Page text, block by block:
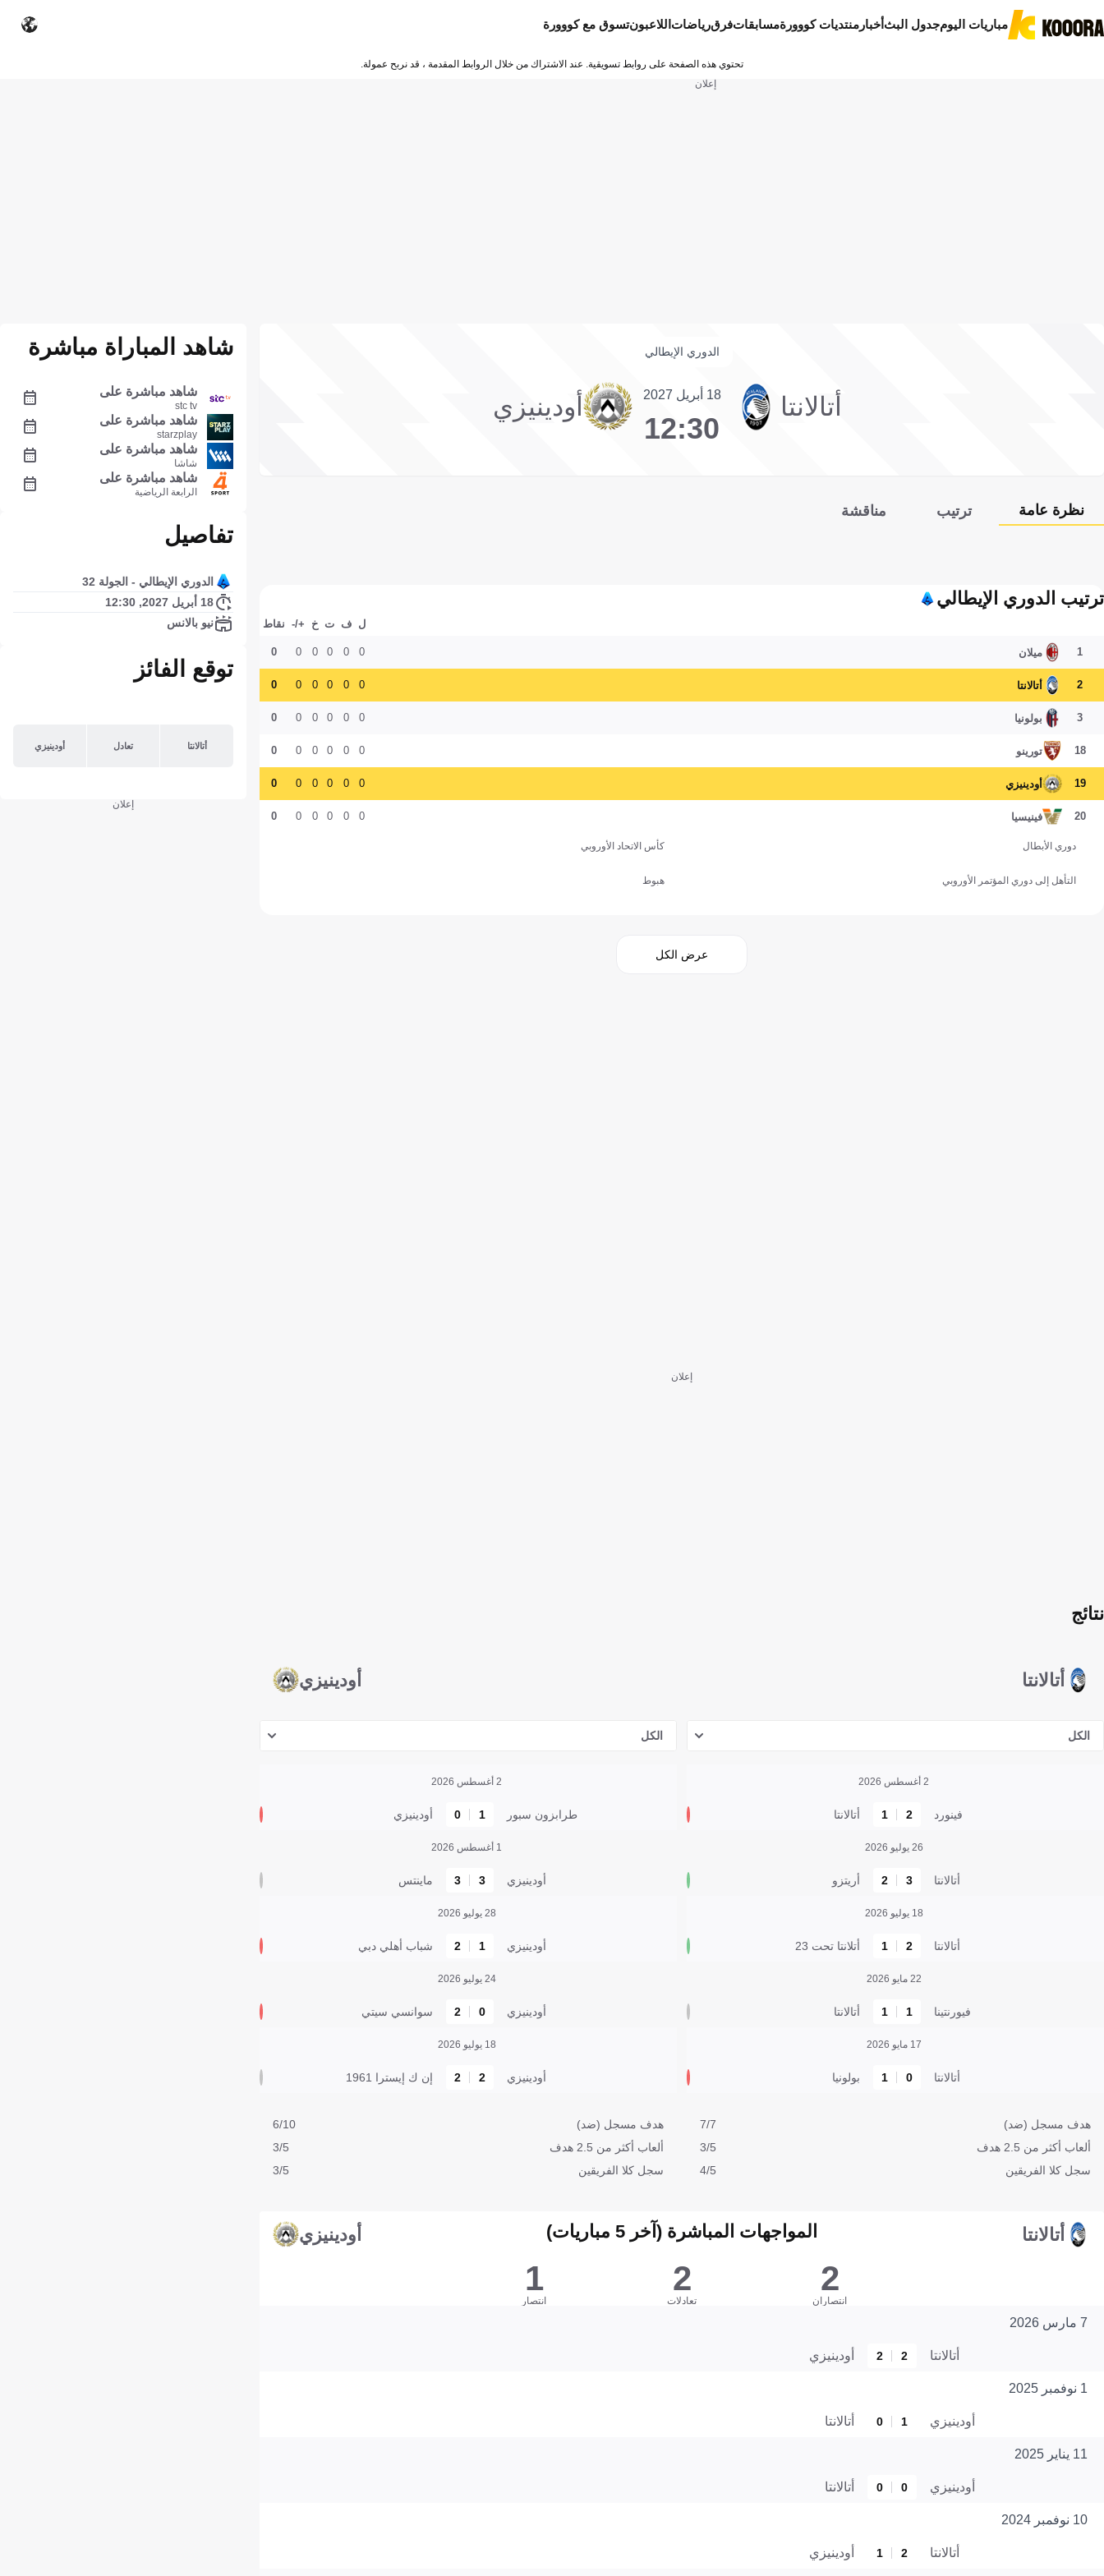
مباريات اليومجدول البثأخبار منتديات كووورةمسابقاتفرقرياضات اللاعبونتسوق مع كووورة
تحتوي هذه الصفحة على روابط تسويقية. عند الاشتراك من خلال الروابط المقدمة ، قد نربح عمولة.
إعلان
الدوري الإيطالي
أتالانتا 18 أبريل 2027
12:30
أودينيزي
نظرة عامة ترتيب مناقشة
ترتيب الدوري الإيطالي
ل ف ت خ +/- نقاط
1 ميلان 0
0
0
0
0
0
2 أتالانتا 0
0
0
0
0
0
3 بولونيا 0
0
0
0
0
0
18 تورينو 0
0
0
0
0
0
19 أودينيزي 0
0
0
0
0
0
20 فينيسيا 0
0
0
0
0
0
دوري الأبطال كأس الاتحاد الأوروبي
التأهل إلى دوري المؤتمر الأوروبي هبوط
عرض الكل
إعلان
أتالانتا
نتائج
أودينيزي
الكل
2 أغسطس 2026
فينورد 2
1 أتالانتا
26 يوليو 2026
أتالانتا 3
2 أريتزو
18 يوليو 2026
أتالانتا 2
1 أتلانتا تحت 23
22 مايو 2026
فيورنتينا 1
1 أتالانتا
17 مايو 2026
أتالانتا 0
1 بولونيا
هدف مسجل (ضد)
7/7
ألعاب أكثر من 2.5 هدف
3/5
سجل كلا الفريقين
4/5
الكل
2 أغسطس 2026
طرابزون سبور 1
0 أودينيزي
1 أغسطس 2026
أودينيزي 3
3 ماينتس
28 يوليو 2026
أودينيزي 1
2 شباب أهلي دبي
24 يوليو 2026
أودينيزي 0
2 سوانسي سيتي
18 يوليو 2026
أودينيزي 2
2 إن ك إيسترا 1961
هدف مسجل (ضد)
6/10
ألعاب أكثر من 2.5 هدف
3/5
سجل كلا الفريقين
3/5
أتالانتا المواجهات المباشرة (آخر 5 مباريات) أودينيزي
2
انتصاران
2
تعادلات
1
انتصار
7 مارس 2026
أتالانتا 2
2 أودينيزي
1 نوفمبر 2025
أودينيزي 1
0 أتالانتا
11 يناير 2025
أودينيزي 0
0 أتالانتا
10 نوفمبر 2024
أتالانتا 2
1 أودينيزي
شاهد المباراة مباشرة
شاهد مباشرة على
stc tv
شاهد مباشرة على
starzplay
شاهد مباشرة على
شاشا
شاهد مباشرة على
الرابعة الرياضية
تفاصيل
الدوري الإيطالي - الجولة 32
18 أبريل 2027, 12:30
نيو بالانس
توقع الفائز
أتالانتا تعادل أودينيزي
إعلان